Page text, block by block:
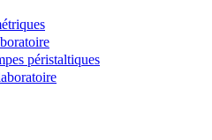
péristaltiques